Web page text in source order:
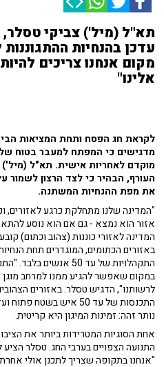
תא"ל (מיל') צביקי
עדכן בהנחיות
מקום אנחנו צריכים
אלינו"
לקראת חג הפסח ותחת המציאות
מדגישים כי המפתח למעבר בטוח של
מוקדם לאחריות אישית. תא"ל (מיל')
העורף, הבהיר כי לצד הרצון לשמור
את מפת ההנחיות המשתנה.
"המדינה שלנו מתחלקת כרגע לאזורים,
אזור הוא נמצא - גם אם הוא נוסע
המדינה לאזורי כוננות (צהוב וכתום)
באזורים הכתומים, המוגדרים תחת
התקהלויות של עד 50
במקום שאפשר להגיע ממנו למרחב מוגן
לרשותנו", הדגיש טסלר. באזורים
נותר זהה: זמינות המיגון היא קריטית.
אחת הסוגיות המטרידות ביותר את
התנועה הצפויים בערבי החג. טסלר
"אנחנו בתקופה שצריך לתכנן אולי